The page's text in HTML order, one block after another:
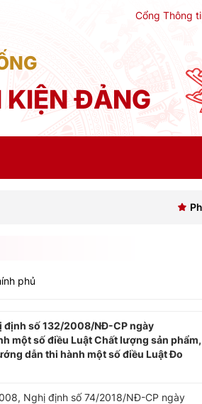
Cổng Thông
KIỆN ĐẢNG
Phát biểu của
phủ
định số 132/2008/NĐ-CP ngày
một số điều Luật Chất lượng sản phẩm,
dẫn thi hành một số điều Luật Đo
Nghị định số 74/2018/NĐ-CP ngày